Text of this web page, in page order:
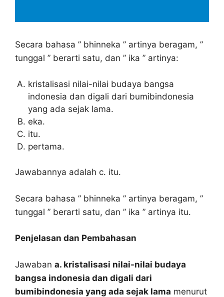
Secara bahasa ” bhinneka ” artinya beragam, ”
tunggal ” berarti satu, dan ” ika ” artinya:
kristalisasi nilai-nilai budaya bangsa
indonesia dan digali dari bumibindonesia
yang ada sejak lama.
eka.
itu.
pertama.
Jawabannya adalah c. itu.
Secara bahasa ” bhinneka ” artinya beragam, ”
tunggal ” berarti satu, dan ” ika ” artinya itu.
Penjelasan dan Pembahasan
Jawaban a. kristalisasi nilai-nilai budaya
bangsa indonesia dan digali dari
bumibindonesia yang ada sejak lama menurut